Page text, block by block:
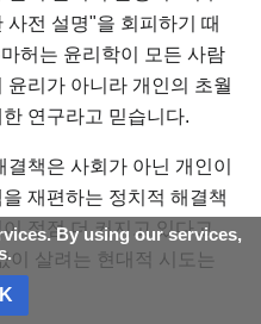
전 설명"을 회피하기 때
허는 윤리학이 모든 사람
리가 아니라 개인의 초월
연구라고 믿습니다.
책은 사회가 아닌 개인이
재편하는 정치적 해결책
점점 더 커지고 있다고
살려는 현대적 시도는
By using our services,